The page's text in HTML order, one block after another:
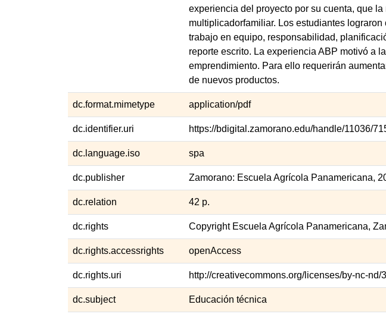
experiencia del proyecto por su cuenta, que
multiplicadorfamiliar. Los estudiantes
trabajo en equipo, responsabilidad,
reporte escrito. La experiencia ABP motivó a
emprendimiento. Para ello requerirán
de nuevos productos.
dc.format.mimetype application/pdf
dc.identifier.uri https://bdigital.zamorano.edu/handle/11036/
dc.language.iso spa
dc.publisher Zamorano: Escuela Agrícola Panamericana,
dc.relation 42 p.
dc.rights Copyright Escuela Agrícola Panamericana,
dc.rights.accessrights openAccess
dc.rights.uri http://creativecommons.org/licenses/by-nc-nd/
dc.subject Educación técnica